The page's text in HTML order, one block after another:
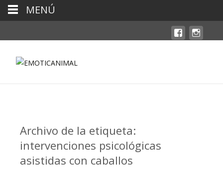
Archivo de la etiqueta:
intervenciones psicológicas
asistidas con caballos
MENÚ